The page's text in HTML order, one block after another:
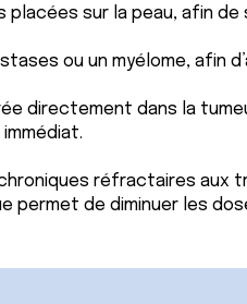
placées sur la peau, afin
ou un myélome, afin
directement dans la
chroniques réfractaires aux
permet de diminuer les